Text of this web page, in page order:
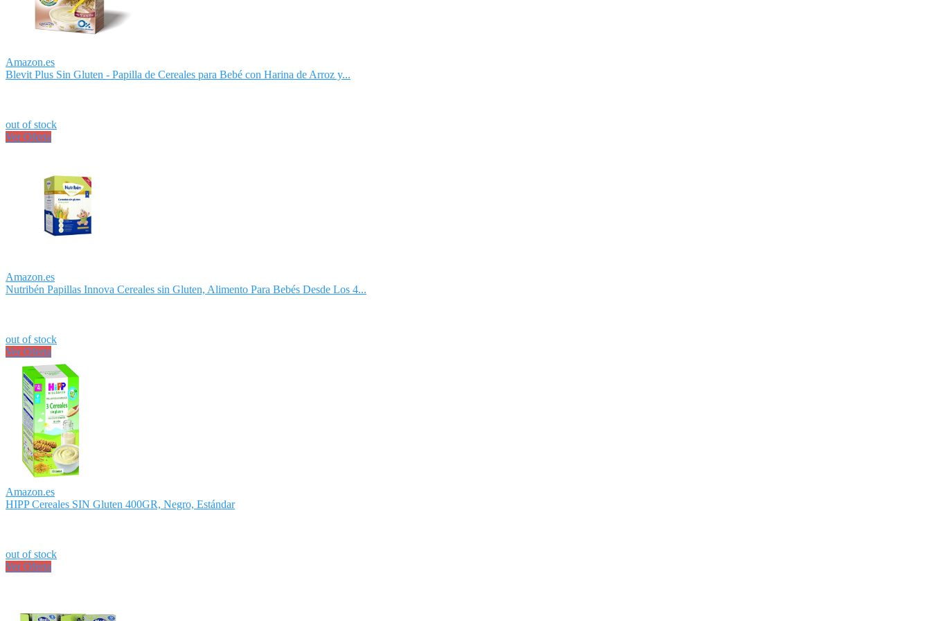
Amazon.es
Blevit Plus Sin Gluten - Papilla de Cereales para Bebé con Harina de Arroz y...
out of stock
Ver Oferta
Amazon.es
Nutribén Papillas Innova Cereales sin Gluten, Alimento Para Bebés Desde Los 4...
out of stock
Ver Oferta
Amazon.es
HIPP Cereales SIN Gluten 400GR, Negro, Estándar
out of stock
Ver Oferta